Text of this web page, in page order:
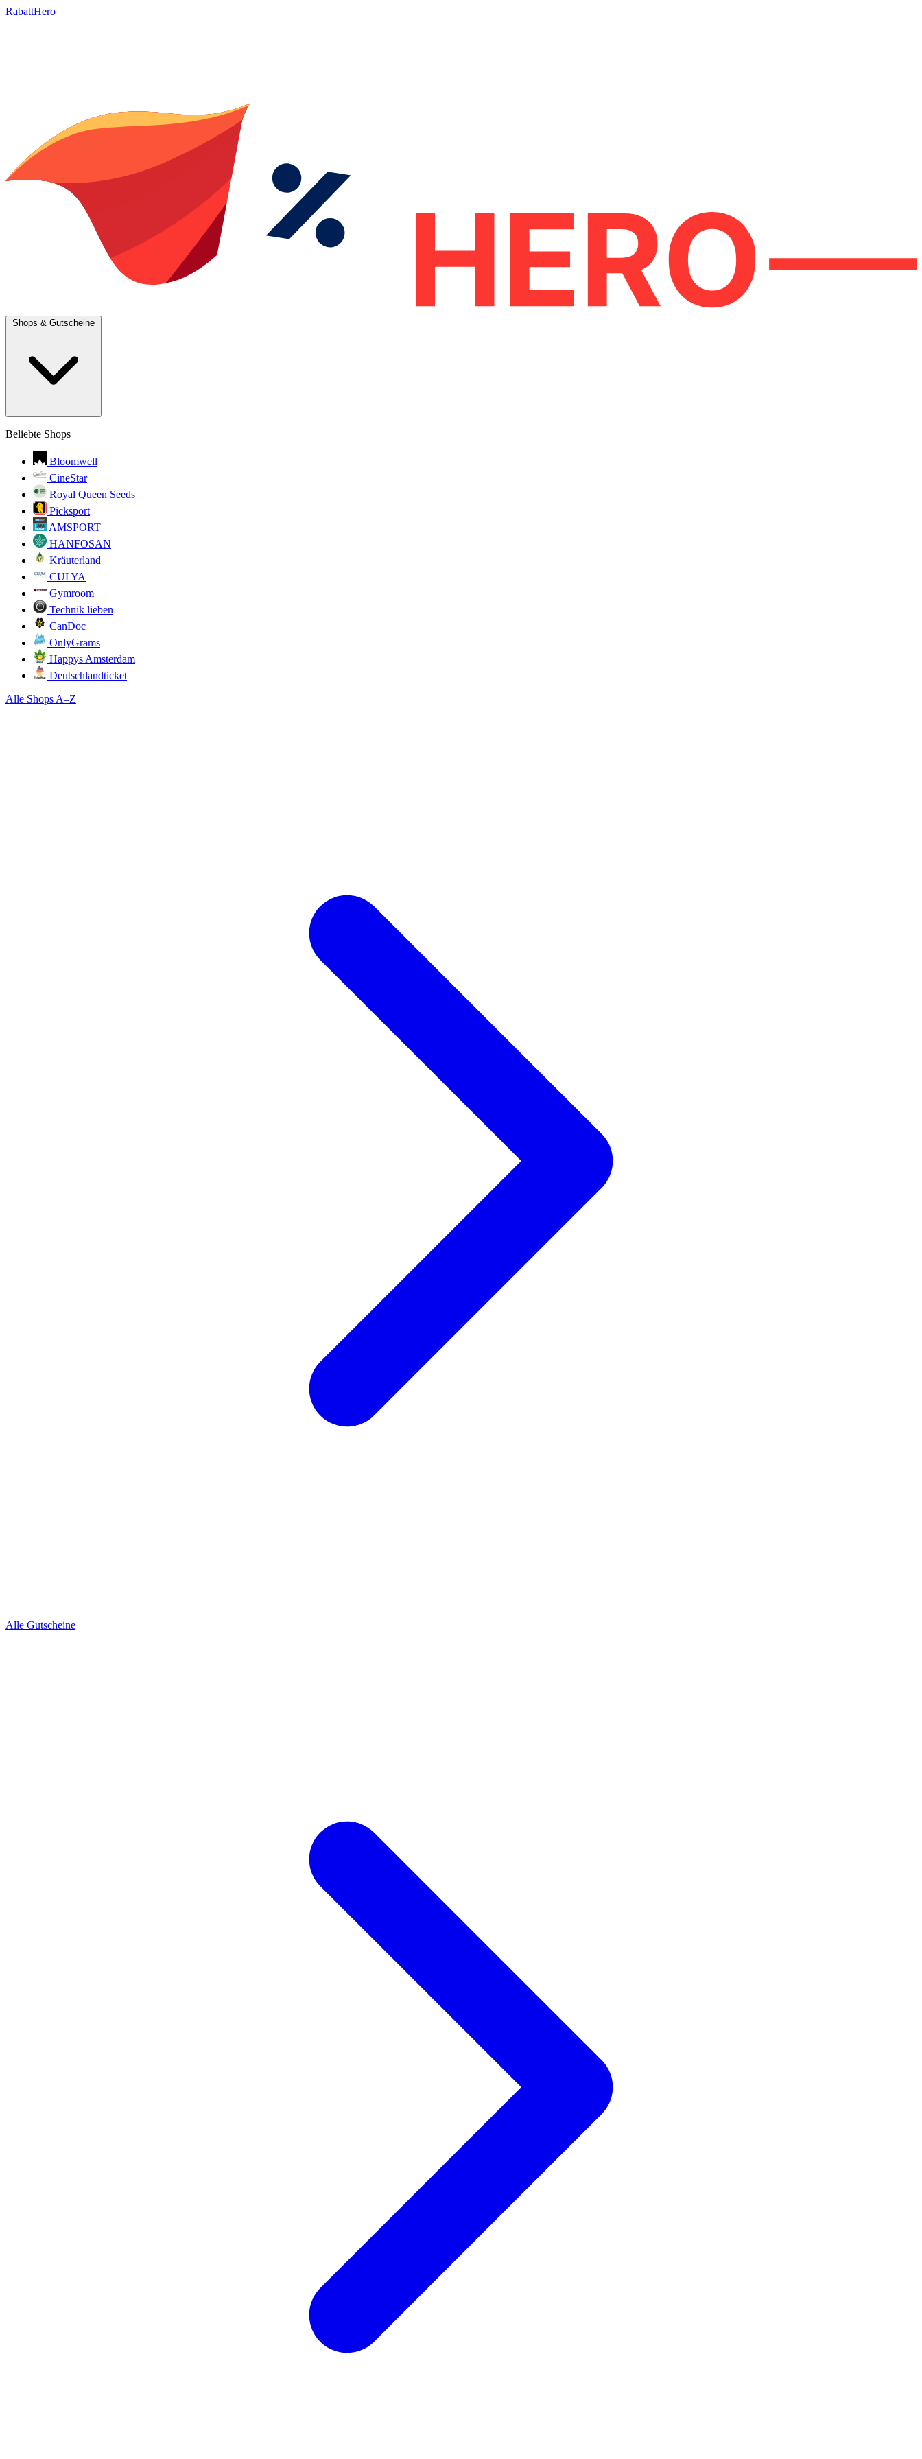
RabattHero
Beliebte Shops
Bloomwell
CineStar
Royal Queen Seeds
Picksport
AMSPORT
HANFOSAN
Kräuterland
CULYA
Gymroom
Technik lieben
CanDoc
OnlyGrams
Happys Amsterdam
Deutschlandticket
Alle Shops A–Z
Alle Gutscheine